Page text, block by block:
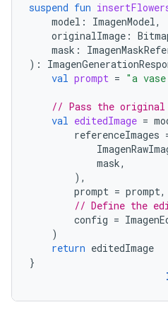
suspend fun
model : ImagenModel,
originalImage :
mask :
):
val prompt = "a
// Pass the original
val editedImage =
referenceImages
mask,
),
prompt = prompt,
// Define the
config =
)
return editedImage
}